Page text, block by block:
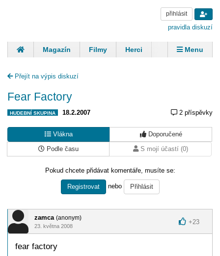
přihlásit
pravidla diskuzí
Magazín Filmy Herci
Zpěváci
Panovníci
Finančníci
Menu
Přejít na výpis diskuzí
Fear Factory
HUDEBNÍ SKUPINA 18.2.2007 2 příspěvky
Vlákna
Doporučené
Podle času
S mojí účastí (0)
Pokud chcete přidávat komentáře, musíte se:
Registrovat nebo Přihlásit
zamca (anonym)
23. května 2008
+23
fear factory